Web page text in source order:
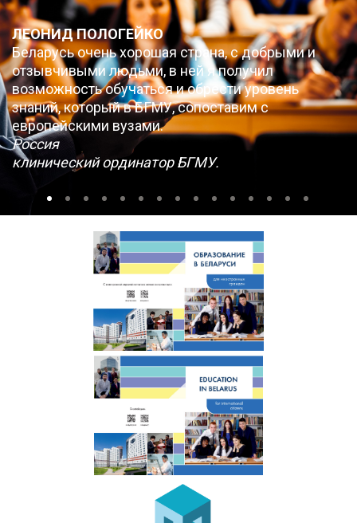
ЛЕОНИД ПОЛОГЕЙКО
Беларусь очень хорошая страна, с добрыми и
отзывчивыми людьми, в ней я получил
возможность обучаться и обрести уровень
знаний, который в БГМУ, сопоставим с
европейскими вузами.
Россия
клинический ординатор БГМУ.